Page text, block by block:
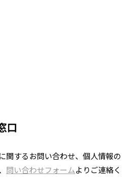
口
関するお問い合わせ、個人情報の
問い合わせフォームよりご連絡く